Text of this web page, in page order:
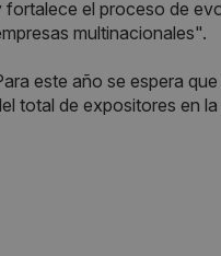
fortalece el proceso de
multinacionales".
este año se espera
total de expositores en